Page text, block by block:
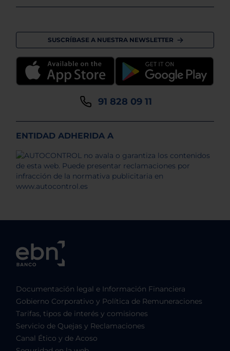
SUSCRÍBASE A NUESTRA NEWSLETTER
91 828 09 11
ENTIDAD ADHERIDA A
Documentación legal e Información Financiera
Gobierno Corporativo y Política de Remuneraciones
Tarifas, tipos de interés y comisiones
Servicio de Quejas y Reclamaciones
Canal Ético y de Acoso